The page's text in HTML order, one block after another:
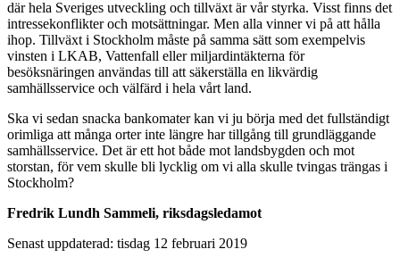
där hela Sveriges utveckling och tillväxt är vår styrka. Visst finns det
intressekonflikter och motsättningar. Men alla vinner vi på att hålla
ihop. Tillväxt i Stockholm måste på samma sätt som exempelvis
vinsten i LKAB, Vattenfall eller miljardintäkterna för
besöksnäringen användas till att säkerställa en likvärdig
samhällsservice och välfärd i hela vårt land.
Ska vi sedan snacka bankomater kan vi ju börja med det fullständigt
orimliga att många orter inte längre har tillgång till grundläggande
samhällsservice. Det är ett hot både mot landsbygden och mot
storstan, för vem skulle bli lycklig om vi alla skulle tvingas trängas i
Stockholm?
Fredrik Lundh Sammeli, riksdagsledamot
Senast uppdaterad: tisdag 12 februari 2019